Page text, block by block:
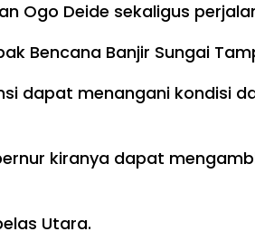
Ogo Deide sekaligus
Bencana Banjir Sungai
dapat menangani kondisi
kiranya dapat
Utara.